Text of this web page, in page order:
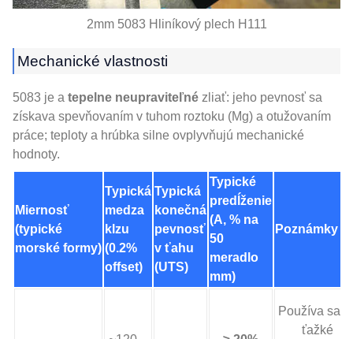
2mm 5083 Hliníkový plech H111
Mechanické vlastnosti
5083 je a tepelne neupraviteľné zliať: jeho pevnosť sa
získava spevňovaním v tuhom roztoku (Mg) a otužovaním
práce; teploty a hrúbka silne ovplyvňujú mechanické
hodnoty.
Miernosť
(typické
morské formy)
Typická
medza
klzu
(0.2%
offset)
Typická
konečná
pevnosť
v ťahu
(UTS)
Typické
predĺženie
(A, % na
50
meradlo
mm)
Poznámky
Používa sa
ťažké